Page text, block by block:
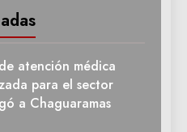
atención médica
para el sector
a Chaguaramas